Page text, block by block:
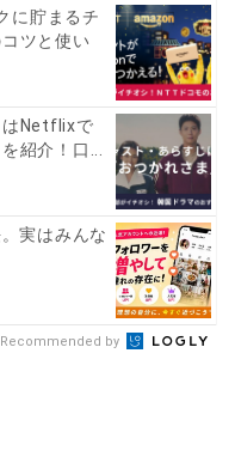
に貯まるチ
ツと使い
はNetflixで
紹介！口...
実はみんな
Recommended by